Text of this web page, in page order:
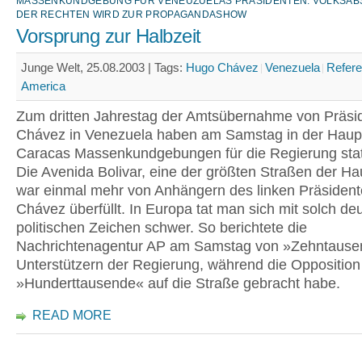
DER RECHTEN WIRD ZUR PROPAGANDASHOW
Vorsprung zur Halbzeit
Junge Welt, 25.08.2003 | Tags: Hugo Chávez Venezuela
America
Zum dritten Jahrestag der Amtsübernahme von
Chávez in Venezuela haben am Samstag in der
Caracas Massenkundgebungen für die Regierung
Die Avenida Bolivar, eine der größten Straßen der
war einmal mehr von Anhängern des linken
Chávez überfüllt. In Europa tat man sich mit solch
politischen Zeichen schwer. So berichtete die
Nachrichtenagentur AP am Samstag von
Unterstützern der Regierung, während die
»Hunderttausende« auf die Straße gebracht habe.
READ MORE